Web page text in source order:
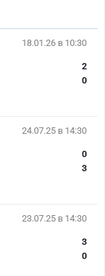
18.01.26 в 10:30
2
0
24.07.25 в 14:30
0
3
23.07.25 в 14:30
3
0